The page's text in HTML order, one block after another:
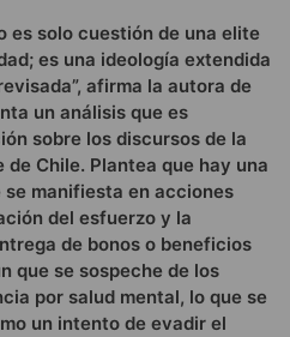
es solo cuestión de una elite
es una ideología extendida
afirma la autora de
un análisis que es
sobre los discursos de la
Chile. Plantea que hay una
se manifiesta en acciones
del esfuerzo y la
de bonos o beneficios
que se sospeche de los
por salud mental, lo que se
un intento de evadir el